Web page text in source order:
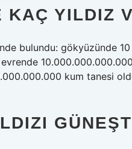
KAÇ YILDIZ
bulundu: gökyüzünde 10
kum tanesi